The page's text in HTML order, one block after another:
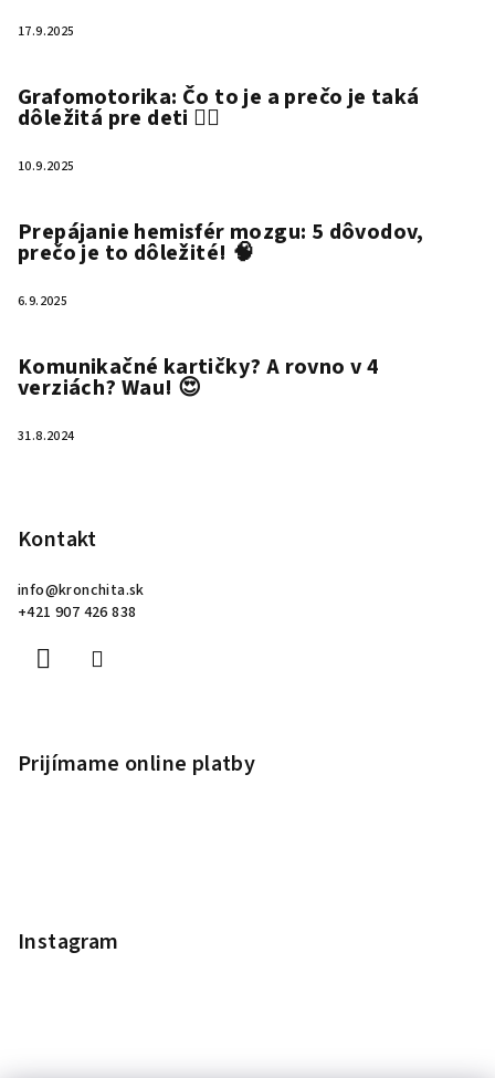
17.9.2025
Grafomotorika: Čo to je a prečo je taká
dôležitá pre deti ✍🏻
10.9.2025
Prepájanie hemisfér mozgu: 5 dôvodov,
prečo je to dôležité! 🧠
6.9.2025
Komunikačné kartičky? A rovno v 4
verziách? Wau! 😍
31.8.2024
Kontakt
info@kronchita.sk
+421 907 426 838
Prijímame online platby
Instagram